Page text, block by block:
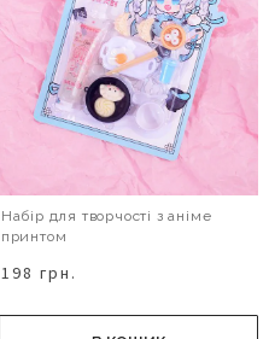
Набір для творчості з аніме
принтом
198 грн.